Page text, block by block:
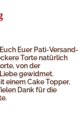
Euer Pati-Versand-
Torte natürlich
von der
gewidmet.
einem Cake Topper,
Dank für die